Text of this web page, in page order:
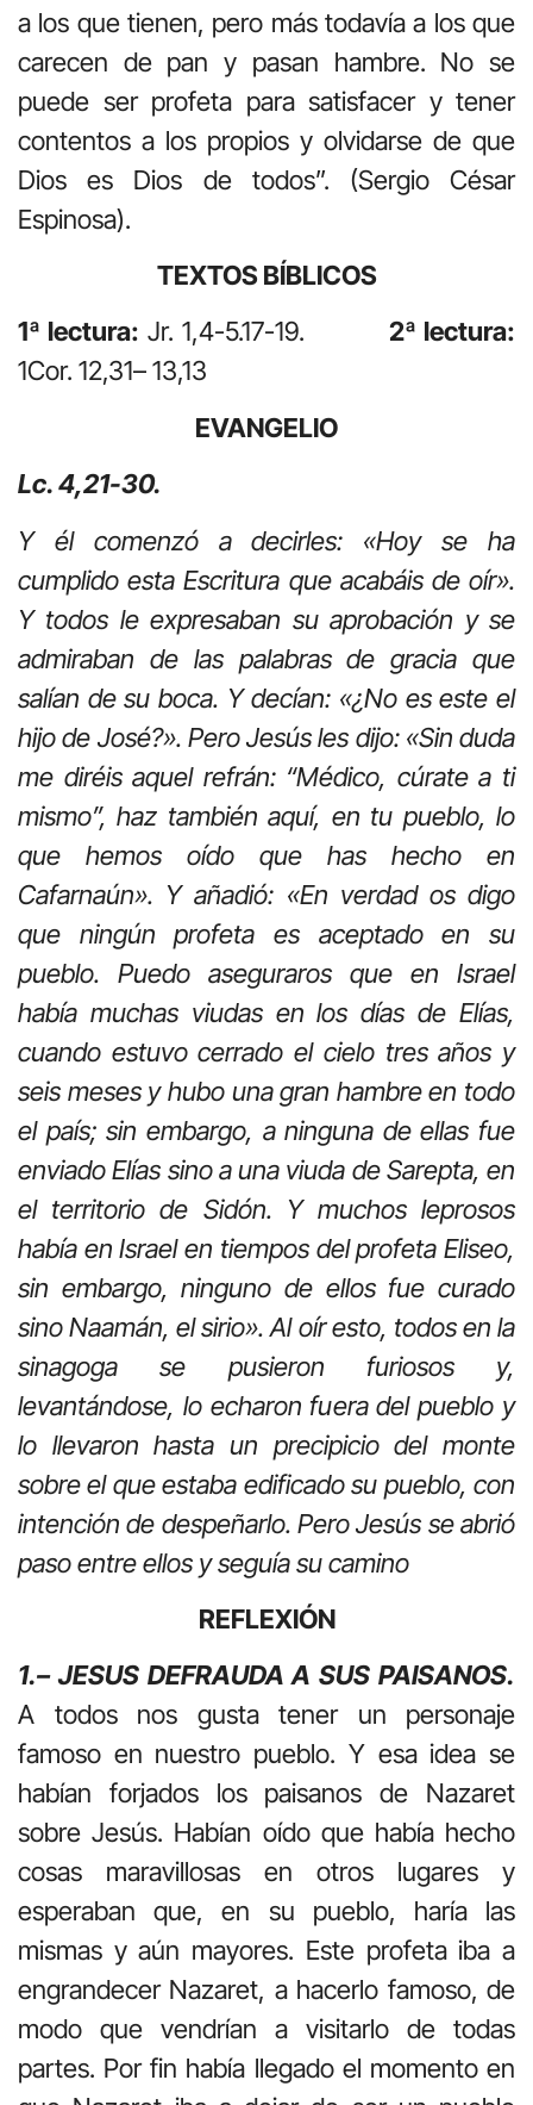
a los que tienen, pero más todavía a los que
carecen de pan y pasan hambre. No se
puede ser profeta para satisfacer y tener
contentos a los propios y olvidarse de que
Dios es Dios de todos”. (Sergio César
Espinosa).
TEXTOS BÍBLICOS
1ª lectura: Jr. 1,4-5.17-19. 2ª lectura:
1Cor. 12,31– 13,13
EVANGELIO
Lc. 4,21-30.
Y él comenzó a decirles: «Hoy se ha
cumplido esta Escritura que acabáis de oír».
Y todos le expresaban su aprobación y se
admiraban de las palabras de gracia que
salían de su boca. Y decían: «¿No es este el
hijo de José?». Pero Jesús les dijo: «Sin duda
me diréis aquel refrán: “Médico, cúrate a ti
mismo”, haz también aquí, en tu pueblo, lo
que hemos oído que has hecho en
Cafarnaún». Y añadió: «En verdad os digo
que ningún profeta es aceptado en su
pueblo. Puedo aseguraros que en Israel
había muchas viudas en los días de Elías,
cuando estuvo cerrado el cielo tres años y
seis meses y hubo una gran hambre en todo
el país; sin embargo, a ninguna de ellas fue
enviado Elías sino a una viuda de Sarepta, en
el territorio de Sidón. Y muchos leprosos
había en Israel en tiempos del profeta Eliseo,
sin embargo, ninguno de ellos fue curado
sino Naamán, el sirio». Al oír esto, todos en la
sinagoga se pusieron furiosos y,
levantándose, lo echaron fuera del pueblo y
lo llevaron hasta un precipicio del monte
sobre el que estaba edificado su pueblo, con
intención de despeñarlo. Pero Jesús se abrió
paso entre ellos y seguía su camino
REFLEXIÓN
1.– JESUS DEFRAUDA A SUS PAISANOS.
A todos nos gusta tener un personaje
famoso en nuestro pueblo. Y esa idea se
habían forjados los paisanos de Nazaret
sobre Jesús. Habían oído que había hecho
cosas maravillosas en otros lugares y
esperaban que, en su pueblo, haría las
mismas y aún mayores. Este profeta iba a
engrandecer Nazaret, a hacerlo famoso, de
modo que vendrían a visitarlo de todas
partes. Por fin había llegado el momento en